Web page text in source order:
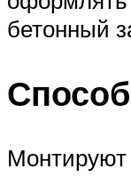
бетонный
Монтируют